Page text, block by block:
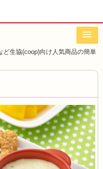
ど生協(coop)向け人気商品の簡単